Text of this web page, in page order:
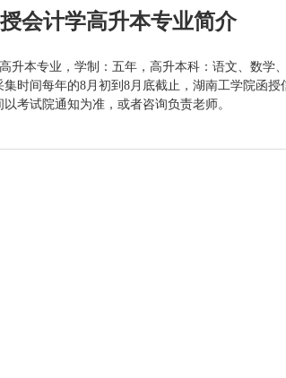
会计学高升本专业简介
升本专业，学制：五年，高升本科：语文、数学
时间每年的8月初到8月底截止，湖南工学院函
考试院通知为准，或者咨询负责老师。